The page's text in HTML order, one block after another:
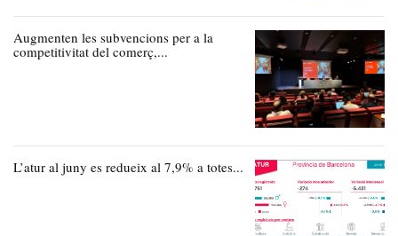
Augmenten les subvencions per a la
competitivitat del comerç,...
L’atur al juny es redueix al 7,9% a totes...